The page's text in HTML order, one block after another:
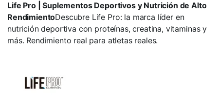
Life Pro | Suplementos Deportivos y Nutrición de Alto
RendimientoDescubre Life Pro: la marca líder en
nutrición deportiva con proteínas, creatina, vitaminas y
más. Rendimiento real para atletas reales.